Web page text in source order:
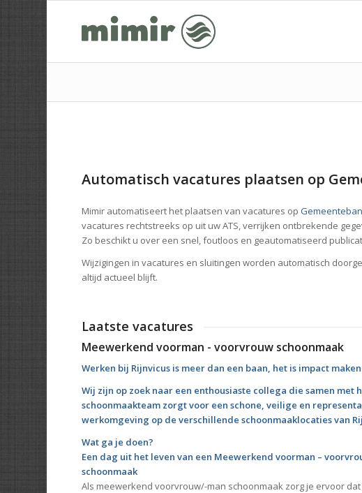
Automatisch vacatures plaatsen op
Mimir automatiseert het plaatsen van vacatures op
vacatures rechtstreeks op uit uw ATS, verrijken ontbrekende
Zo beschikt u over een snel, foutloos en geautomatiseerd
Wijzigingen in vacatures en sluitingen worden automatisch
altijd actueel blijft.
Laatste vacatures
Meewerkend voorman - voorvrouw schoonmaak
Werken bij Rijnvicus is meer dan een baan, het is impact
Wij zijn op zoek naar een enthousiaste collega die samen met
schoonmaakteam zorgt voor een schone, veilige en
werkomgeving op de verschillende schoonmaaklocaties van
Wat ga je doen?
Een dag uit het leven van een Meewerkend voorman –
schoonmaak
Als meewerkend voorvrouw/-man schoonmaak zorg je ervoor